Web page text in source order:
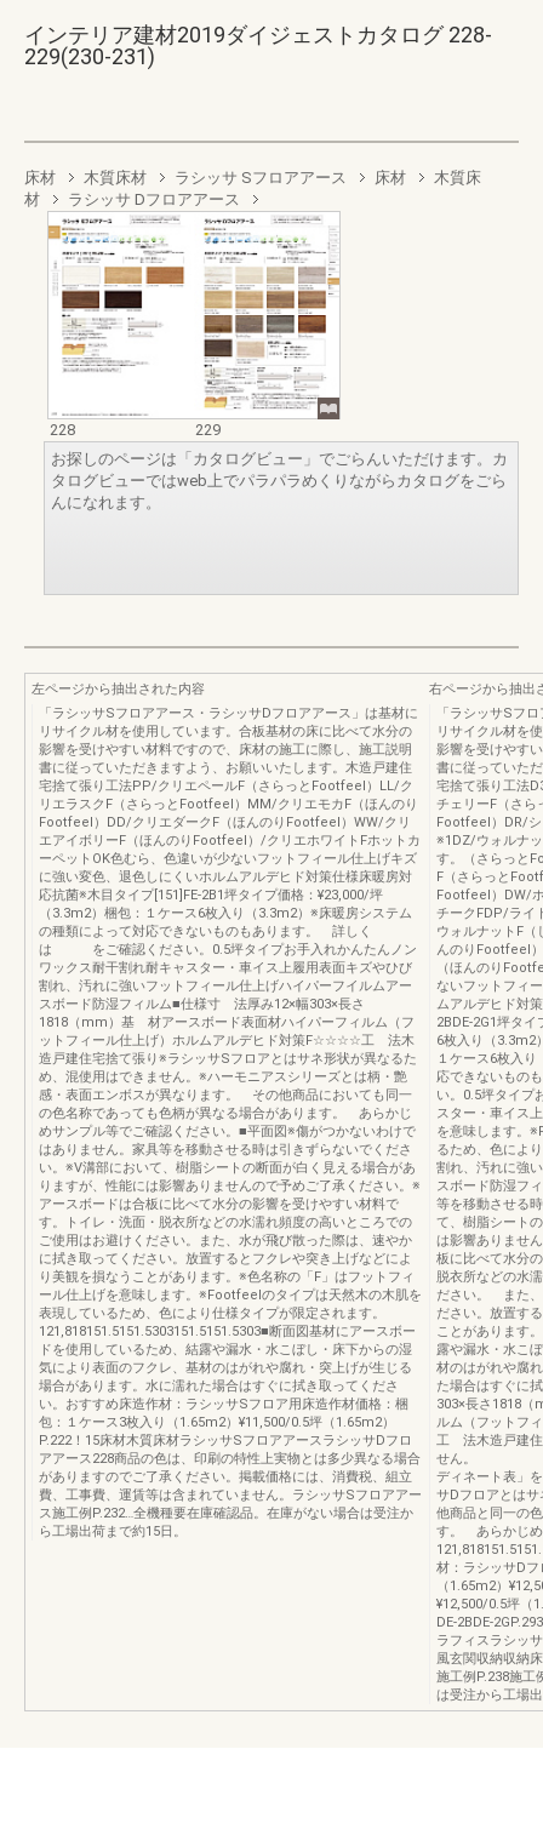
インテリア建材2019ダイジェストカタログ 228-
229(230-231)
床材 木質床材 ラシッサ Sフロアアース 床材
木質床
材
ラシッサ Dフロアアース
228
229
お探しのページは「カタログビュー」でごらんいただけます。カ
タログビューではweb上でパラパラめくりながらカタログをごら
んになれます。
左ページから抽出された内容
「ラシッサSフロアアース・ラシッサDフロアアース」は基材に
リサイクル材を使用しています。合板基材の床に比べて水分の
影響を受けやすい材料ですので、床材の施工に際し、施工説明
書に従っていただきますよう、お願いいたします。木造戸建住
宅捨て張り工法PP/クリエペールF（さらっとFootfeel）LL/ク
リエラスクF（さらっとFootfeel）MM/クリエモカF（ほんのり
Footfeel）DD/クリエダークF（ほんのりFootfeel）WW/クリ
エアイボリーF（ほんのりFootfeel）/クリエホワイトFホットカ
ーペットOK色むら、色違いが少ないフットフィール仕上げキズ
に強い変色、退色しにくいホルムアルデヒド対策仕様床暖房対
応抗菌※木目タイプ[151]FE-2B1坪タイプ価格：¥23,000/坪
（3.3m2）梱包：１ケース6枚入り（3.3m2）※床暖房システム
の種類によって対応できないものもあります。 詳しく
は をご確認ください。0.5坪タイプお手入れかんたんノン
ワックス耐干割れ耐キャスター・車イス上履用表面キズやひび
割れ、汚れに強いフットフィール仕上げハイパーフイルムアー
スボード防湿フィルム■仕様寸 法厚み12×幅303×長さ
1818（mm）基 材アースボード表面材ハイパーフィルム（フ
ットフィール仕上げ）ホルムアルデヒド対策F☆☆☆☆工 法木
造戸建住宅捨て張り※ラシッサSフロアとはサネ形状が異なるた
め、混使用はできません。※ハーモニアスシリーズとは柄・艶
感・表面エンボスが異なります。 その他商品においても同一
の色名称であっても色柄が異なる場合があります。 あらかじ
めサンプル等でご確認ください。■平面図※傷がつかないわけで
はありません。家具等を移動させる時は引きずらないでくださ
い。※V溝部において、樹脂シートの断面が白く見える場合があ
りますが、性能には影響ありませんので予めご了承ください。※
アースボードは合板に比べて水分の影響を受けやすい材料で
す。トイレ・洗面・脱衣所などの水濡れ頻度の高いところでの
ご使用はお避けください。また、水が飛び散った際は、速やか
に拭き取ってください。放置するとフクレや突き上げなどによ
り美観を損なうことがあります。※色名称の「F」はフットフィ
ール仕上げを意味します。※Footfeelのタイプは天然木の木肌を
表現しているため、色により仕様タイプが限定されます。
121,818151.5151.5303151.5151.5303■断面図基材にアースボー
ドを使用しているため、結露や漏水・水こぼし・床下からの湿
気により表面のフクレ、基材のはがれや腐れ・突上げが生じる
場合があります。水に濡れた場合はすぐに拭き取ってくださ
い。おすすめ床造作材：ラシッサSフロア用床造作材価格：梱
包：１ケース3枚入り（1.65m2）¥11,500/0.5坪（1.65m2）
P.222！15床材木質床材ラシッサSフロアアースラシッサDフロ
アアース228商品の色は、印刷の特性上実物とは多少異なる場合
がありますのでご了承ください。掲載価格には、消費税、組立
費、工事費、運賃等は含まれていません。ラシッサSフロアアー
ス施工例P.232…全機種要在庫確認品。在庫がない場合は受注か
ら工場出荷まで約15日。
右ページから抽出
「ラシッサSフ
リサイクル材を
影響を受けやす
書に従っていた
宅捨て張り工法
チェリーF（さ
Footfeel）DR/シ
※1DZ/ウォルナ
す。（さらっと
F（さらっと
Footfeel）DW/
チークFDP/ライ
ウォルナットF
んのりFootfeel
（ほんのり
ないフットフィ
ムアルデヒド対
2BDE-2G1坪タ
6枚入り（3.3m2
１ケース6枚入
応できないも
い。0.5坪タイプ
スター・車イス
を意味します。
るため、色によ
割れ、汚れに強
スボード防湿フ
等を移動させる
て、樹脂シート
は影響ありませ
板に比べて水分
脱衣所などの水
ださい。 また、
ださい。放置す
ことがあります
露や漏水・水こ
材のはがれや腐
た場合はすぐに
303×長さ1818
ルム（フットフ
工 法木造戸建住
せん。 に「同
ディネート表」
サDフロアとは
他商品と同一の
す。 あらかじめ
材：ラシッサD
（1.65m2）
¥12,500/0.5坪（
DE-2BDE-
ラフィスラシッ
風玄関収納収納
施工例P.238施工
は受注から工場